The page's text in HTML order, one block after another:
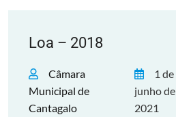
Loa – 2018
Câmara
Municipal de
Cantagalo
1 de
junho de
2021